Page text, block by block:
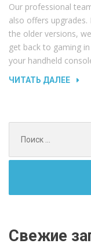
Our professional
also offers
the older versions,
get back to gaming
your handheld
ЧИТАТЬ ДАЛЕЕ
для:
Свежие